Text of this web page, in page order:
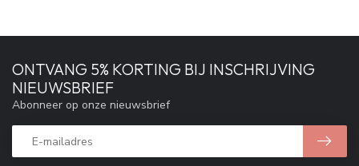
ONTVANG 5% KORTING BIJ INSCHRIJVING
NIEUWSBRIEF
Abonneer op onze nieuwsbrief